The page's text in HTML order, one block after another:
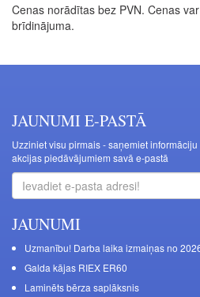
Cenas norādītas bez PVN. Cenas
brīdinājuma.
JAUNUMI E-PASTĀ
Uzziniet visu pirmais - saņemiet
akcijas piedāvājumiem savā e-pastā
JAUNUMI
Uzmanību! Darba laika izmaiņas no
Galda kājas RIEX ER60
Laminēts bērza saplāksnis